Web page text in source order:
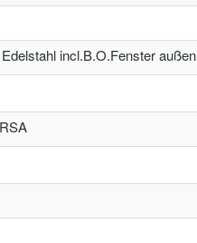
incl.B.O.Fenster außen